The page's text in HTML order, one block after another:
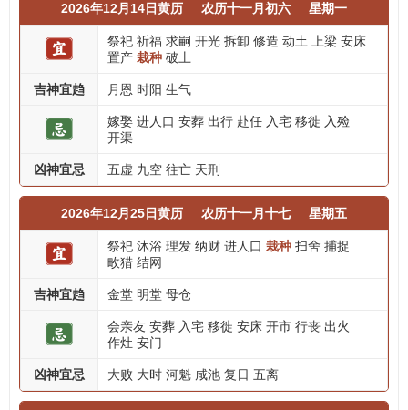
2026年12月14日黄历 农历十一月初六 星期一
祭祀 祈福 求嗣 开光 拆卸 修造 动土 上梁 安床
置产 栽种 破土
吉神宜趋 月恩 时阳 生气
嫁娶 进人口 安葬 出行 赴任 入宅 移徙 入殓
开渠
凶神宜忌 五虚 九空 往亡 天刑
2026年12月25日黄历 农历十一月十七 星期五
祭祀 沐浴 理发 纳财 进人口 栽种 扫舍 捕捉
畋猎 结网
吉神宜趋 金堂 明堂 母仓
会亲友 安葬 入宅 移徙 安床 开市 行丧 出火
作灶 安门
凶神宜忌 大败 大时 河魁 咸池 复日 五离